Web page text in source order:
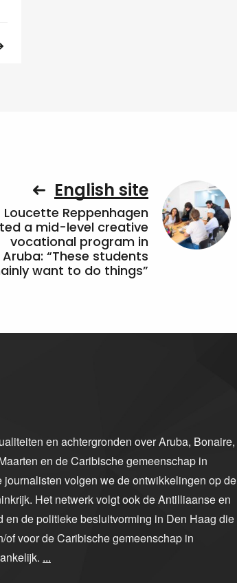
English site
Loucette Reppenhagen
a mid-level creative
vocational program in
Aruba: “These students
want to do things”
en achtergronden over Aruba, Bonaire,
en de Caribische gemeenschap in
volgen we de ontwikkelingen op de
Het netwerk volgt ook de Antilliaanse en
de politieke besluitvorming in Den Haag die
voor de Caribische gemeenschap in
...